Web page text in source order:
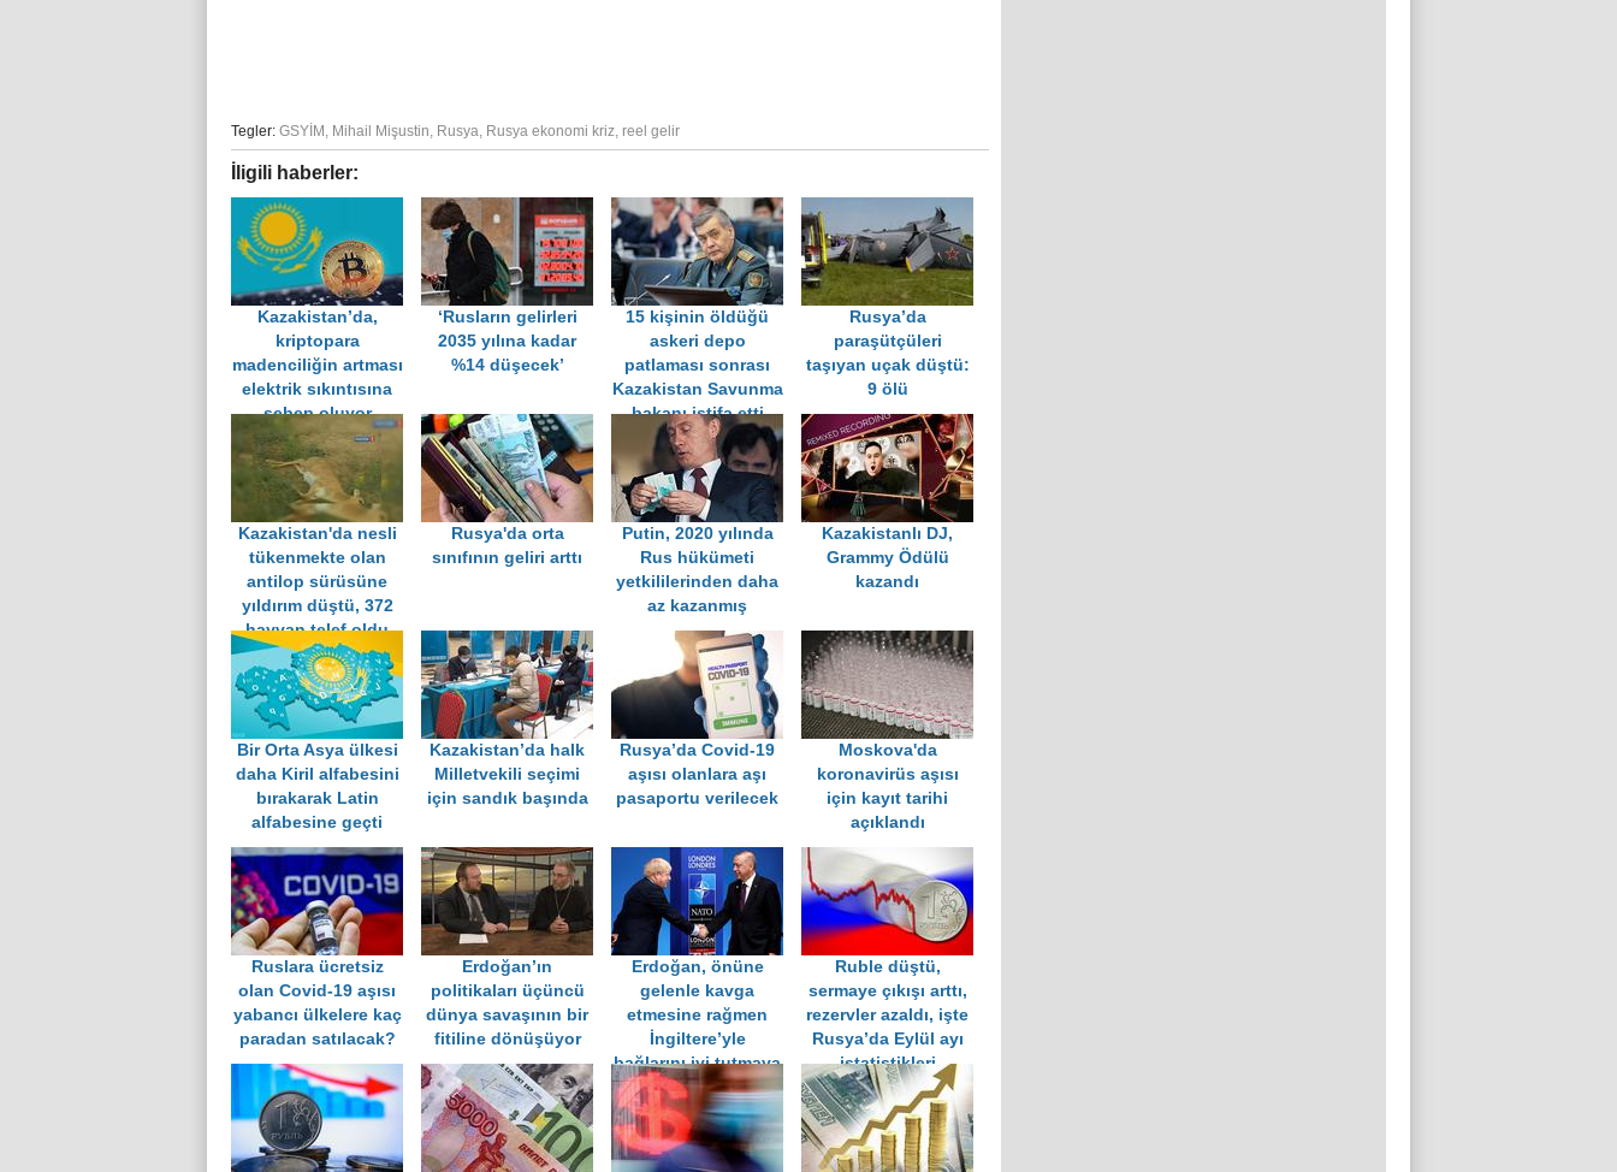
Tegler: GSYİM Mihail Mişustin Rusya Rusya ekonomi kriz reel gelir
İligili haberler:
Kazakistan’da,
kriptopara
madenciliğin artması
elektrik sıkıntısına
sebep oluyor
‘Rusların gelirleri
2035 yılına kadar
%14 düşecek’
15 kişinin öldüğü
askeri depo
patlaması sonrası
Kazakistan Savunma
bakanı istifa etti
Rusya’da
paraşütçüleri
taşıyan uçak düştü:
9 ölü
Kazakistan'da nesli
tükenmekte olan
antilop sürüsüne
yıldırım düştü, 372
hayvan telef oldu
Rusya'da orta
sınıfının geliri arttı
Putin, 2020 yılında
Rus hükümeti
yetkililerinden daha
az kazanmış
Kazakistanlı DJ,
Grammy Ödülü
kazandı
Bir Orta Asya ülkesi
daha Kiril alfabesini
bırakarak Latin
alfabesine geçti
Kazakistan’da halk
Milletvekili seçimi
için sandık başında
Rusya’da Covid-19
aşısı olanlara aşı
pasaportu verilecek
Moskova'da
koronavirüs aşısı
için kayıt tarihi
açıklandı
Ruslara ücretsiz
olan Covid-19 aşısı
yabancı ülkelere kaç
paradan satılacak?
Erdoğan’ın
politikaları üçüncü
dünya savaşının bir
fitiline dönüşüyor
Erdoğan, önüne
gelenle kavga
etmesine rağmen
İngiltere’yle
bağlarını iyi tutmaya
çalışıyor
Ruble düştü,
sermaye çıkışı arttı,
rezervler azaldı, işte
Rusya’da Eylül ayı
istatistikleri